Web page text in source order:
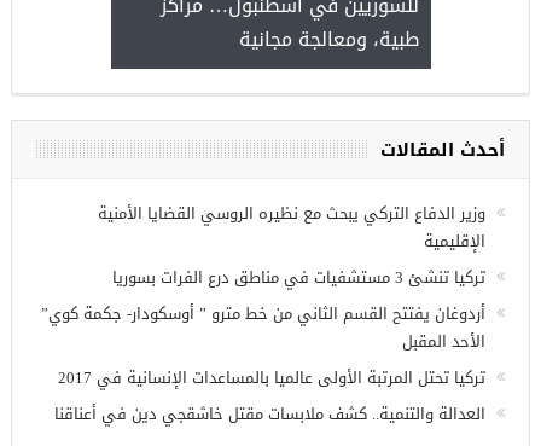
طبية، ومعالجة مجانية
في
أحدث المقالات
وزير الدفاع التركي يبحث مع نظيره الروسي القضايا الأمنية
الإقليمية
تركيا تنشئ 3 مستشفيات في مناطق درع الفرات بسوريا
أردوغان يفتتح القسم الثاني من خط مترو ” أوسكودار- جكمة كوي”
الأحد المقبل
تركيا تحتل المرتبة الأولى عالميا بالمساعدات الإنسانية في 2017
العدالة والتنمية.. كشف ملابسات مقتل خاشقجي دين في أعناقنا